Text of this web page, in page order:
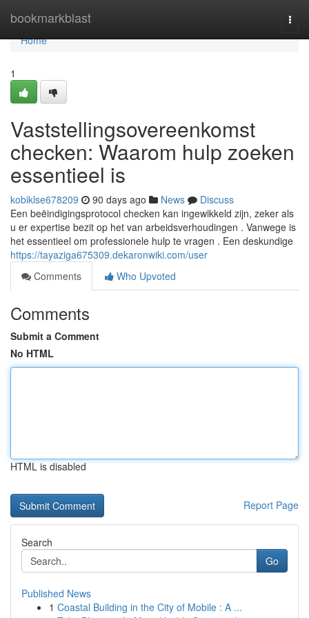
bookmarkblast
Home
Home
1
Vaststellingsovereenkomst
checken: Waarom hulp zoeken
essentieel is
kobiklse678209 90 days ago News
Discuss
Een beëindigingsprotocol checken kan ingewikkeld zijn, zeker als
u er expertise bezit op het van arbeidsverhoudingen . Vanwege is
het essentieel om professionele hulp te vragen . Een deskundige
https://tayaziga675309.dekaronwiki.com/user
Comments
Who Upvoted
Comments
Submit a Comment
No HTML
HTML is disabled
Report Page
Search
Go
Published News
1 Coastal Building in the City of Mobile : A ...